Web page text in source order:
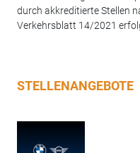
durch akkreditierte Stellen
Verkehrsblatt 14/2021
STELLENANGEBOTE